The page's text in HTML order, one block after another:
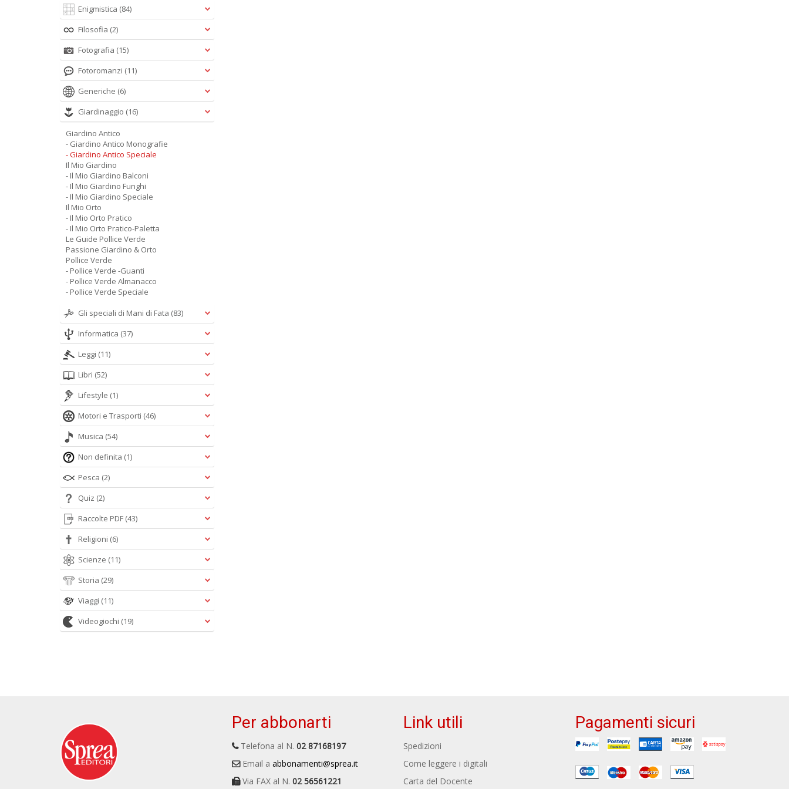
Enigmistica (84)
Filosofia (2)
Fotografia (15)
Fotoromanzi (11)
Generiche (6)
Giardinaggio (16)
Giardino Antico
- Giardino Antico Monografie
- Giardino Antico Speciale
Il Mio Giardino
- Il Mio Giardino Balconi
- Il Mio Giardino Funghi
- Il Mio Giardino Speciale
Il Mio Orto
- Il Mio Orto Pratico
- Il Mio Orto Pratico-Paletta
Le Guide Pollice Verde
Passione Giardino & Orto
Pollice Verde
- Pollice Verde -Guanti
- Pollice Verde Almanacco
- Pollice Verde Speciale
Gli speciali di Mani di Fata (83)
Informatica (37)
Leggi (11)
Libri (52)
Lifestyle (1)
Motori e Trasporti (46)
Musica (54)
Non definita (1)
Pesca (2)
Quiz (2)
Raccolte PDF (43)
Religioni (6)
Scienze (11)
Storia (29)
Viaggi (11)
Videogiochi (19)
Per abbonarti
Telefona al N. 02 87168197
Email a abbonamenti@sprea.it
Via FAX al N. 02 56561221
Link utili
Spedizioni
Come leggere i digitali
Carta del Docente
Pagamenti sicuri